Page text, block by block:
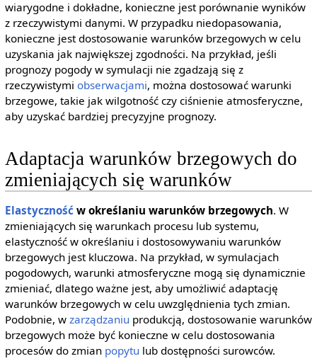
wiarygodne i dokładne, konieczne jest porównanie wyników
z rzeczywistymi danymi. W przypadku niedopasowania,
konieczne jest dostosowanie warunków brzegowych w celu
uzyskania jak największej zgodności. Na przykład, jeśli
prognozy pogody w symulacji nie zgadzają się z
rzeczywistymi obserwacjami, można dostosować warunki
brzegowe, takie jak wilgotność czy ciśnienie atmosferyczne,
aby uzyskać bardziej precyzyjne prognozy.
Adaptacja warunków brzegowych do
zmieniających się warunków
Elastycznośćw określaniu warunków brzegowych. W
zmieniających się warunkach procesu lub systemu,
elastyczność w określaniu i dostosowywaniu warunków
brzegowych jest kluczowa. Na przykład, w symulacjach
pogodowych, warunki atmosferyczne mogą się dynamicznie
zmieniać, dlatego ważne jest, aby umożliwić adaptację
warunków brzegowych w celu uwzględnienia tych zmian.
Podobnie, w zarządzaniu produkcją, dostosowanie warunków
brzegowych może być konieczne w celu dostosowania
procesów do zmian popytu lub dostępności surowców.